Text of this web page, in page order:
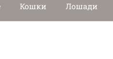
Кошки Лошади